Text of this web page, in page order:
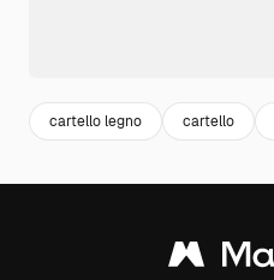
cartello legno cartello